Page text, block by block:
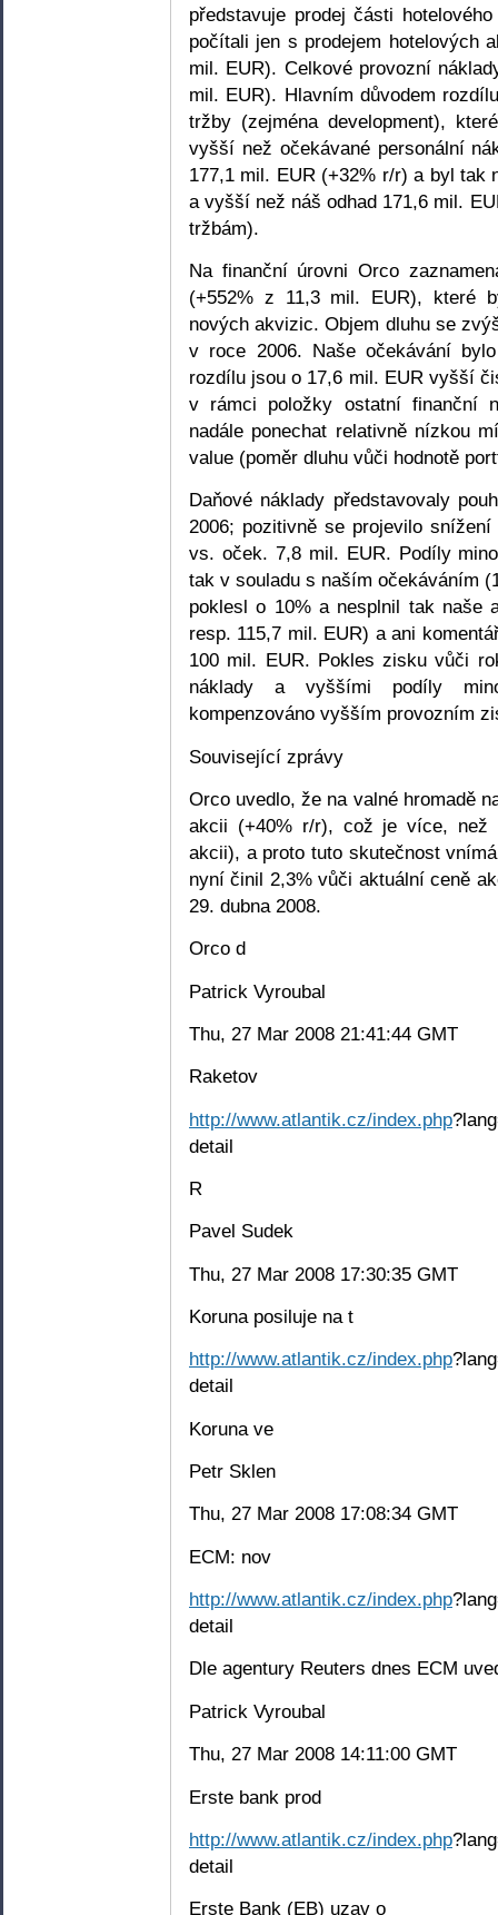
představuje prodej části
počítali jen s prodejem hotelových
mil. EUR). Celkové provozní
mil. EUR). Hlavním důvodem
tržby (zejména development),
vyšší než očekávané personální
177,1 mil. EUR (+32% r/r) a byl tak
a vyšší než náš odhad 171,6 mil.
tržbám).
Na finanční úrovni Orco
(+552% z 11,3 mil. EUR), které
nových akvizic. Objem dluhu se
v roce 2006. Naše očekávání
rozdílu jsou o 17,6 mil. EUR vyšší
v rámci položky ostatní finanční
nadále ponechat relativně nízkou
value (poměr dluhu vůči hodnotě
Daňové náklady představovaly
2006; pozitivně se projevilo
vs. oček. 7,8 mil. EUR. Podíly
tak v souladu s naším očekáváním
poklesl o 10% a nesplnil tak naše
resp. 115,7 mil. EUR) a ani
100 mil. EUR. Pokles zisku vůči
náklady a vyššími podíly
kompenzováno vyšším provozním
Související zprávy
Orco uvedlo, že na valné hromadě
akcii (+40% r/r), což je více, než
akcii), a proto tuto skutečnost
nyní činil 2,3% vůči aktuální ceně
29. dubna 2008.
Orco d
Patrick Vyroubal
Thu, 27 Mar 2008 21:41:44 GMT
Raketov
http://www.atlantik.cz/index.php
detail
R
Pavel Sudek
Thu, 27 Mar 2008 17:30:35 GMT
Koruna posiluje na t
http://www.atlantik.cz/index.php
detail
Koruna ve
Petr Sklen
Thu, 27 Mar 2008 17:08:34 GMT
ECM: nov
http://www.atlantik.cz/index.php
detail
Dle agentury Reuters dnes ECM
Patrick Vyroubal
Thu, 27 Mar 2008 14:11:00 GMT
Erste bank prod
http://www.atlantik.cz/index.php
detail
Erste Bank (EB) uzav o